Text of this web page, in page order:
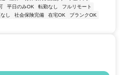
平日のみOK 転勤なし
フルリモート
し 社会保険完備 在宅OK
ブランクOK